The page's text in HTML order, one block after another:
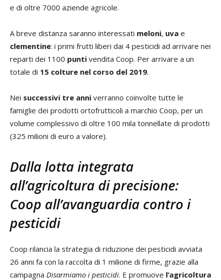
e di oltre 7000 aziende agricole.
A breve distanza saranno interessati meloni, uva e
clementine: i primi frutti liberi dai 4 pesticidi ad arrivare nei
reparti dei 1100 punti vendita Coop. Per arrivare a un
totale di 15 colture nel corso del 2019.
Nei successivi tre anni verranno coinvolte tutte le
famiglie dei prodotti ortofrutticoli a marchio Coop, per un
volume complessivo di oltre 100 mila tonnellate di prodotti
(325 milioni di euro a valore).
Dalla lotta integrata
all’agricoltura di precisione:
Coop all’avanguardia contro i
pesticidi
Coop rilancia la strategia di riduzione dei pesticidi avviata
26 anni fa con la raccolta di 1 milione di firme, grazie alla
campagna Disarmiamo i pesticidi. E promuove l’agricoltura